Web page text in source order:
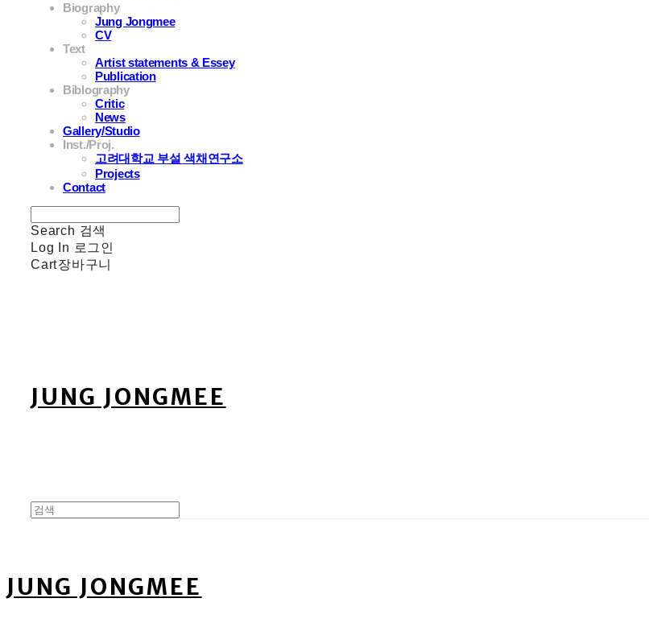
Biography
Jung Jongmee
CV
Text
Artist statements & Essey
Publication
Biblography
Critic
News
Gallery/Studio
Inst./Proj.
고려대학교 부설 색채연구소
Projects
Contact
Search 검색
Log In 로그인
Cart장바구니
JUNG JONGMEE
JUNG JONGMEE